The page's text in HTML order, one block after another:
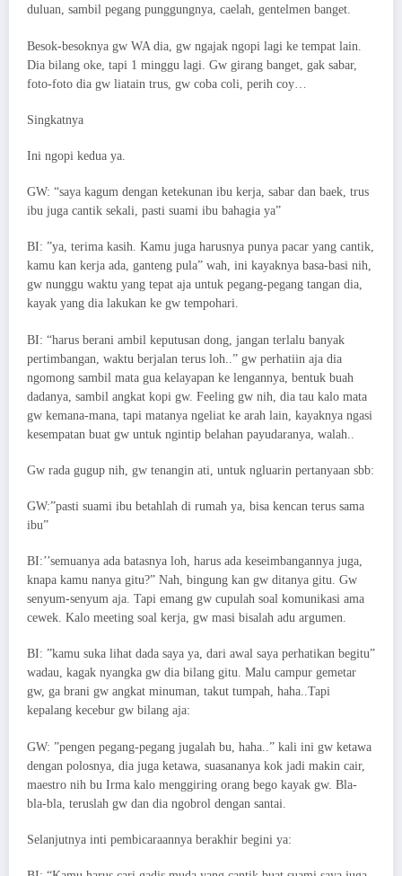
duluan, sambil pegang punggungnya, caelah, gentelmen banget.
Besok-besoknya gw WA dia, gw ngajak ngopi lagi ke tempat lain.
Dia bilang oke, tapi 1 minggu lagi. Gw girang banget, gak sabar,
foto-foto dia gw liatain trus, gw coba coli, perih coy…
Singkatnya
Ini ngopi kedua ya.
GW: “saya kagum dengan ketekunan ibu kerja, sabar dan baek, trus
ibu juga cantik sekali, pasti suami ibu bahagia ya”
BI: ”ya, terima kasih. Kamu juga harusnya punya pacar yang cantik,
kamu kan kerja ada, ganteng pula” wah, ini kayaknya basa-basi nih,
gw nunggu waktu yang tepat aja untuk pegang-pegang tangan dia,
kayak yang dia lakukan ke gw tempohari.
BI: “harus berani ambil keputusan dong, jangan terlalu banyak
pertimbangan, waktu berjalan terus loh..” gw perhatiin aja dia
ngomong sambil mata gua kelayapan ke lengannya, bentuk buah
dadanya, sambil angkat kopi gw. Feeling gw nih, dia tau kalo mata
gw kemana-mana, tapi matanya ngeliat ke arah lain, kayaknya ngasi
kesempatan buat gw untuk ngintip belahan payudaranya, walah..
Gw rada gugup nih, gw tenangin ati, untuk ngluarin pertanyaan sbb:
GW:”pasti suami ibu betahlah di rumah ya, bisa kencan terus sama
ibu”
BI:’’semuanya ada batasnya loh, harus ada keseimbangannya juga,
knapa kamu nanya gitu?” Nah, bingung kan gw ditanya gitu. Gw
senyum-senyum aja. Tapi emang gw cupulah soal komunikasi ama
cewek. Kalo meeting soal kerja, gw masi bisalah adu argumen.
BI: ”kamu suka lihat dada saya ya, dari awal saya perhatikan begitu”
wadau, kagak nyangka gw dia bilang gitu. Malu campur gemetar
gw, ga brani gw angkat minuman, takut tumpah, haha..Tapi
kepalang kecebur gw bilang aja:
GW: ”pengen pegang-pegang jugalah bu, haha..” kali ini gw ketawa
dengan polosnya, dia juga ketawa, suasananya kok jadi makin cair,
maestro nih bu Irma kalo menggiring orang bego kayak gw. Bla-
bla-bla, teruslah gw dan dia ngobrol dengan santai.
Selanjutnya inti pembicaraannya berakhir begini ya: